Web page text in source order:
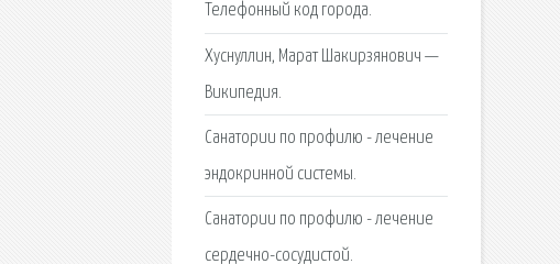
Телефонный код города.
Хуснуллин, Марат Шакирзянович —
Википедия.
Санатории по профилю - лечение
эндокринной системы.
Санатории по профилю - лечение
сердечно-сосудистой.